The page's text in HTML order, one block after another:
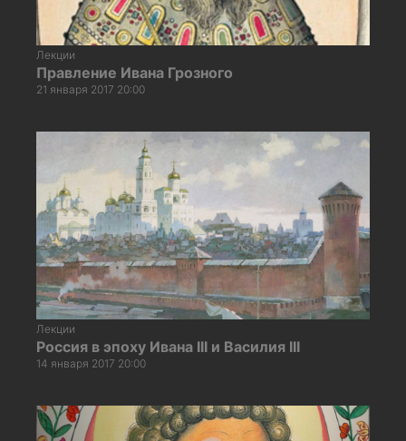
Лекции
Правление Ивана Грозного
21 января 2017 20:00
Лекции
Россия в эпоху Ивана III и Василия III
14 января 2017 20:00